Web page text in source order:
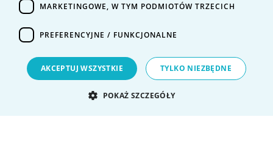
Pytania i odpowiedzi
Polityka prywatności
Dane Osobowe
Deklaracja dostępności
MARKETINGOWE, W TYM PODMIOTÓW TRZECICH
PREFERENCYJNE / FUNKCJONALNE
AKCEPTUJ WSZYSTKIE TYLKO NIEZBĘDNE
POKAŻ SZCZEGÓŁY